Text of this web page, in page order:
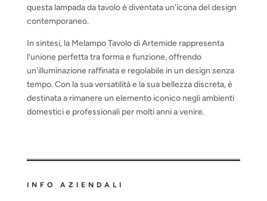
questa lampada da tavolo è diventata un'icona del design
contemporaneo.
In sintesi, la Melampo Tavolo di Artemide rappresenta
l'unione perfetta tra forma e funzione, offrendo
un'illuminazione raffinata e regolabile in un design senza
tempo. Con la sua versatilità e la sua bellezza discreta, è
destinata a rimanere un elemento iconico negli ambienti
domestici e professionali per molti anni a venire.
INFO AZIENDALI